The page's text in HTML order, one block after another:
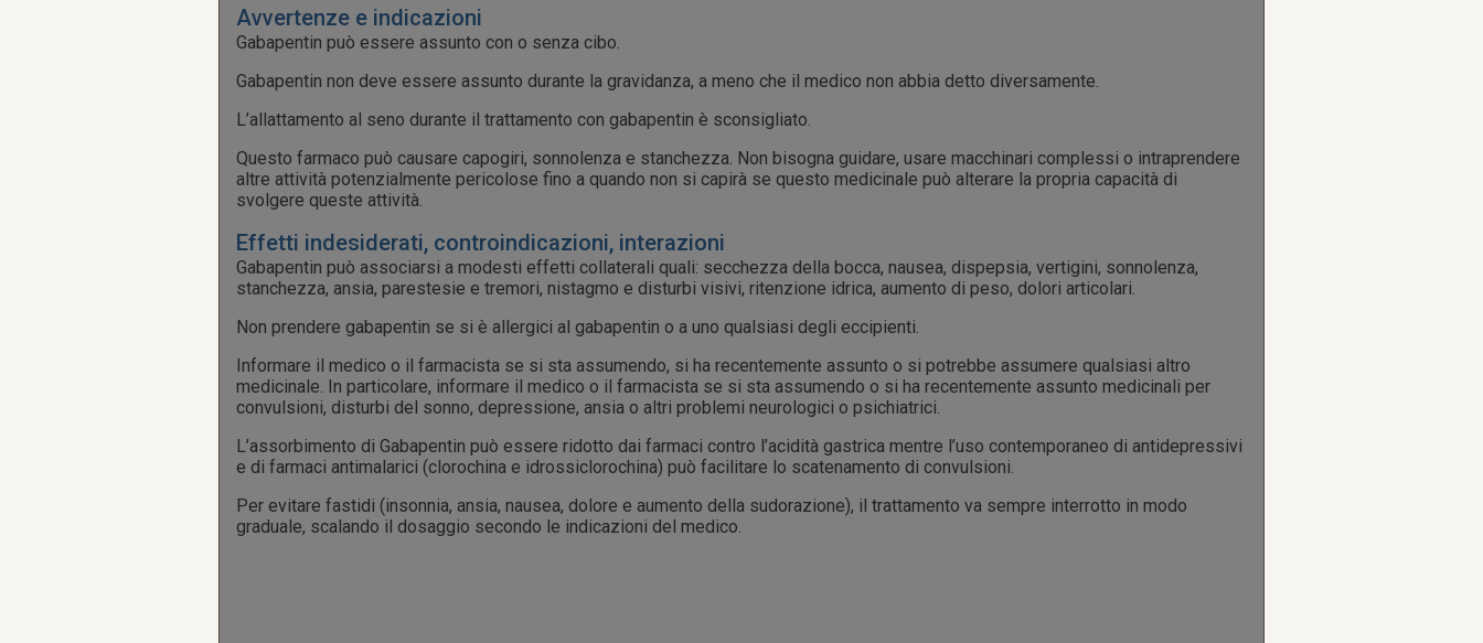
Avvertenze e indicazioni
Gabapentin può essere assunto con o senza cibo.
Gabapentin non deve essere assunto durante la gravidanza, a meno che il medico non abbia detto diversamente.
L’allattamento al seno durante il trattamento con gabapentin è sconsigliato.
Questo farmaco può causare capogiri, sonnolenza e stanchezza. Non bisogna guidare, usare macchinari complessi o intraprendere
altre attività potenzialmente pericolose fino a quando non si capirà se questo medicinale può alterare la propria capacità di
svolgere queste attività.
Effetti indesiderati, controindicazioni, interazioni
Gabapentin può associarsi a modesti effetti collaterali quali: secchezza della bocca, nausea, dispepsia, vertigini, sonnolenza,
stanchezza, ansia, parestesie e tremori, nistagmo e disturbi visivi, ritenzione idrica, aumento di peso, dolori articolari.
Non prendere gabapentin se si è allergici al gabapentin o a uno qualsiasi degli eccipienti.
Informare il medico o il farmacista se si sta assumendo, si ha recentemente assunto o si potrebbe assumere qualsiasi altro
medicinale. In particolare, informare il medico o il farmacista se si sta assumendo o si ha recentemente assunto medicinali per
convulsioni, disturbi del sonno, depressione, ansia o altri problemi neurologici o psichiatrici.
L’assorbimento di Gabapentin può essere ridotto dai farmaci contro l’acidità gastrica mentre l’uso contemporaneo di antidepressivi
e di farmaci antimalarici (clorochina e idrossiclorochina) può facilitare lo scatenamento di convulsioni.
Per evitare fastidi (insonnia, ansia, nausea, dolore e aumento della sudorazione), il trattamento va sempre interrotto in modo
graduale, scalando il dosaggio secondo le indicazioni del medico.